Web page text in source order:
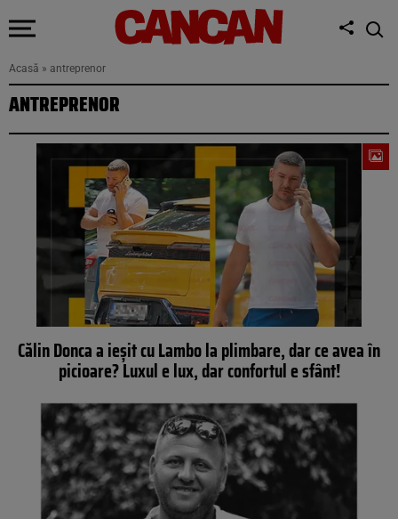
Acasă » antreprenor
ANTREPRENOR
Călin Donca a ieșit cu Lambo la plimbare, dar ce avea în
picioare? Luxul e lux, dar confortul e sfânt!